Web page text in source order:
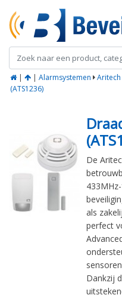
| | Alarmsystemen Aritech
(ATS1236)
De
als
perfect
Dankzij